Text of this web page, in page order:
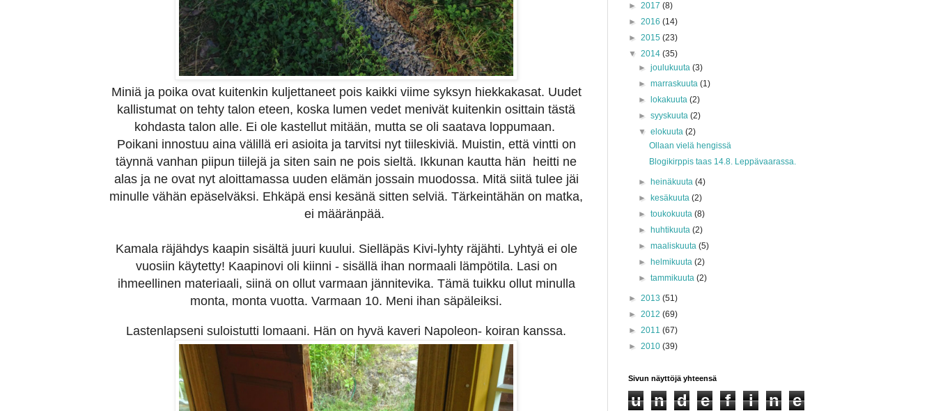
Miniä ja poika ovat kuitenkin kuljettaneet pois kaikki viime syksyn hiekkakasat. Uudet
kallistumat on tehty talon eteen, koska lumen vedet menivät kuitenkin osittain tästä
kohdasta talon alle. Ei ole kastellut mitään, mutta se oli saatava loppumaan.
Poikani innostuu aina välillä eri asioita ja tarvitsi nyt tiileskiviä. Muistin, että vintti on
täynnä vanhan piipun tiilejä ja siten sain ne pois sieltä. Ikkunan kautta hän heitti ne
alas ja ne ovat nyt aloittamassa uuden elämän jossain muodossa. Mitä siitä tulee jäi
minulle vähän epäselväksi. Ehkäpä ensi kesänä sitten selviä. Tärkeintähän on matka,
ei määränpää.
Kamala räjähdys kaapin sisältä juuri kuului. Sielläpäs Kivi-lyhty räjähti. Lyhtyä ei ole
vuosiin käytetty! Kaapinovi oli kiinni - sisällä ihan normaali lämpötila. Lasi on
ihmeellinen materiaali, siinä on ollut varmaan jännitevika. Tämä tuikku ollut minulla
monta, monta vuotta. Varmaan 10. Meni ihan säpäleiksi.
Lastenlapseni suloistutti lomaani. Hän on hyvä kaveri Napoleon- koiran kanssa.
► 2017 (8)
► 2016 (14)
► 2015 (23)
▼ 2014 (35)
►joulukuuta(3)
►marraskuuta(1)
►
lokakuuta(2)
►syyskuuta(2)
▼elokuuta(2)
Ollaan vielä hengissä
Blogikirppis taas 14.8. Leppävaarassa.
► heinäkuuta(4)
►
kesäkuuta(2)
►toukokuuta(8)
►
huhtikuuta(2)
►maaliskuuta(5)
►
helmikuuta(2)
►tammikuuta(2)
► 2013 (51)
► 2012 (69)
► 2011 (67)
► 2010 (39)
Sivun näyttöjä yhteensä
u n d e f i n
e